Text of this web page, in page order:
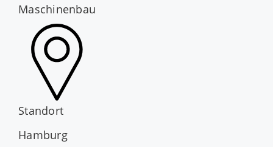
Maschinenbau
Standort
Hamburg